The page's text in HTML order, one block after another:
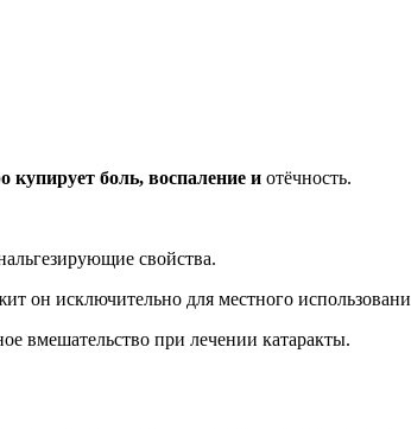
купирует боль, воспаление и отёчность.
свойства.
он исключительно для местного
вмешательство при лечении катаракты.